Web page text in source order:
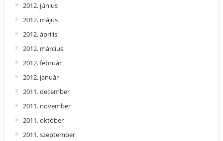
2012. június
2012. május
2012. április
2012. március
2012. február
2012. január
2011. december
2011. november
2011. október
2011. szeptember